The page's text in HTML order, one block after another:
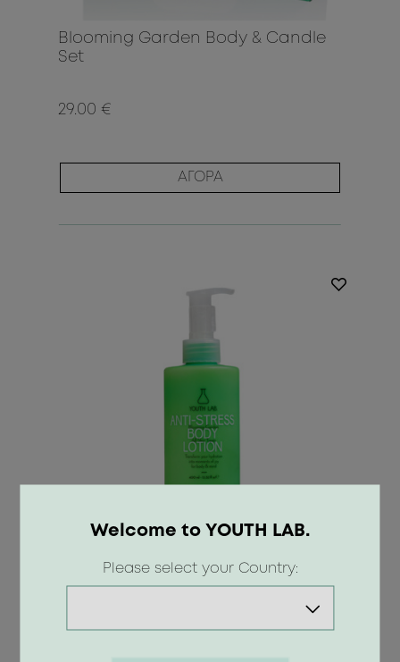
Blooming Garden Body & Candle
Set
29.00 €
ΑΓΟΡΑ
Welcome to YOUTH LAB.
Please select your Country: